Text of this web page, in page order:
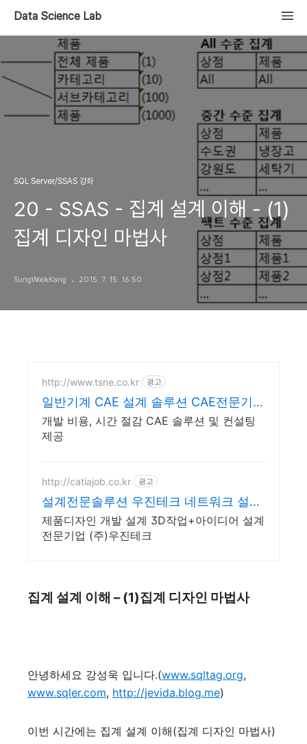
Data Science Lab
SQL Server/SSAS 강좌
20 - SSAS - 집계 설계 이해 - (1)
집계 디자인 마법사
SungWookKang 2015. 7. 15. 16:50
http://www.tsne.co.kr 광고
일반기계 CAE 설계 솔루션 CAE전문기업
태성에스엔이
개발 비용, 시간 절감 CAE 솔루션 및 컨설팅
제공
http://catiajob.co.kr 광고
설계전문솔루션 우진테크 네트워크 설계
전문 기업
제품디자인 개발 설계 3D작업+아이디어 설계
전문기업 (주)우진테크
집계 설계 이해 – (1)집계 디자인 마법사
안녕하세요 강성욱 입니다.(www.sqltag.org,
www.sqler.com, http://jevida.blog.me)
이번 시간에는 집계 설계 이해(집계 디자인 마법사)